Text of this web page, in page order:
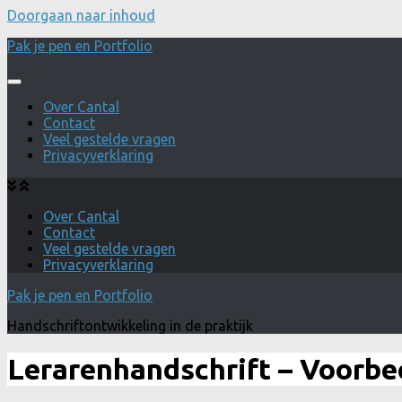
Doorgaan naar inhoud
Pak je pen en Portfolio
Over Cantal
Contact
Veel gestelde vragen
Privacyverklaring
Over Cantal
Contact
Veel gestelde vragen
Privacyverklaring
Pak je pen en Portfolio
Handschriftontwikkeling in de praktijk
Lerarenhandschrift –